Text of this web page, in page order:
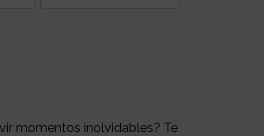
momentos inolvidables? Te